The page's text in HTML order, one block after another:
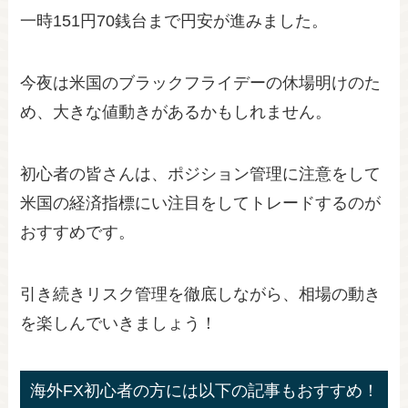
一時151円70銭台まで円安が進みました。
今夜は米国のブラックフライデーの休場明けのた
め、大きな値動きがあるかもしれません。
初心者の皆さんは、ポジション管理に注意をして
米国の経済指標にい注目をしてトレードするのが
おすすめです。
引き続きリスク管理を徹底しながら、相場の動き
を楽しんでいきましょう！
海外FX初心者の方には以下の記事もおすすめ！